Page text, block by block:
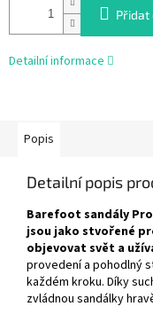
Přidat
Detailní informace
Popis
Detailní popis
Barefoot sandály
jsou jako stvořené
objevovat svět a
provedení a pohodlný
každém kroku. Díky
zvládnou sandálky